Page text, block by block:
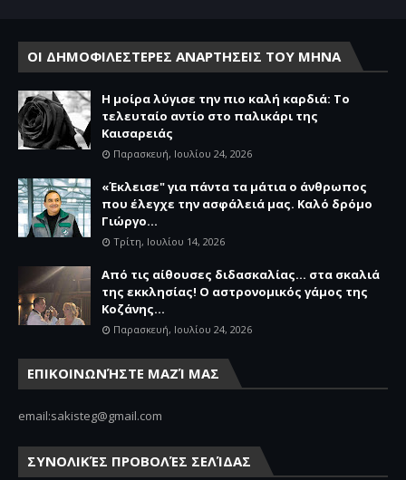
ΟΙ ΔΗΜΟΦΙΛΕΣΤΕΡΕΣ ΑΝΑΡΤΗΣΕΙΣ ΤΟΥ ΜΗΝΑ
Η μοίρα λύγισε την πιο καλή καρδιά: Το
τελευταίο αντίο στο παλικάρι της
Καισαρειάς
Παρασκευή, Ιουλίου 24, 2026
«Έκλεισε" για πάντα τα μάτια ο άνθρωπος
που έλεγχε την ασφάλειά μας. Καλό δρόμο
Γιώργο...
Τρίτη, Ιουλίου 14, 2026
Από τις αίθουσες διδασκαλίας… στα σκαλιά
της εκκλησίας! Ο αστρονομικός γάμος της
Κοζάνης...
Παρασκευή, Ιουλίου 24, 2026
ΕΠΙΚΟΙΝΩΝΉΣΤΕ ΜΑΖΊ ΜΑΣ
email:sakisteg@gmail.com
ΣΥΝΟΛΙΚΈΣ ΠΡΟΒΟΛΈΣ ΣΕΛΊΔΑΣ